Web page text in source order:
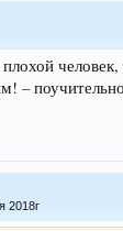
–
2018г